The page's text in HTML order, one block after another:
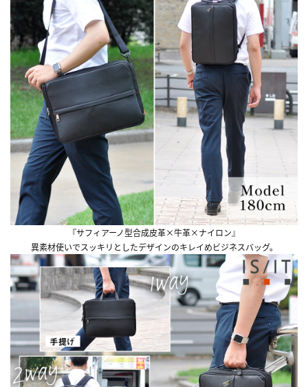
『サフィアーノ型合成皮革×牛革×ナイロン』
異素材使いでスッキリとしたデザインのキレイめビジネスバッグ。